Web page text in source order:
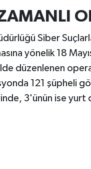
Siber
yönelik 18
düzenlenen
121 şüpheli
3'ünün ise yurt